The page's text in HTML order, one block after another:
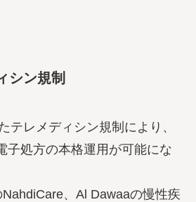
シン規制
テレメディシン規制により、
子処方の本格運用が可能にな
、Al Dawaaの慢性疾